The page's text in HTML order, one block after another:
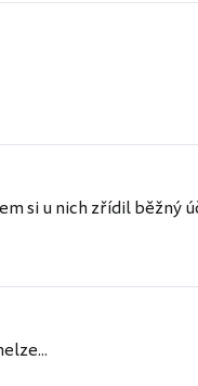
si u nich zřídil běžný